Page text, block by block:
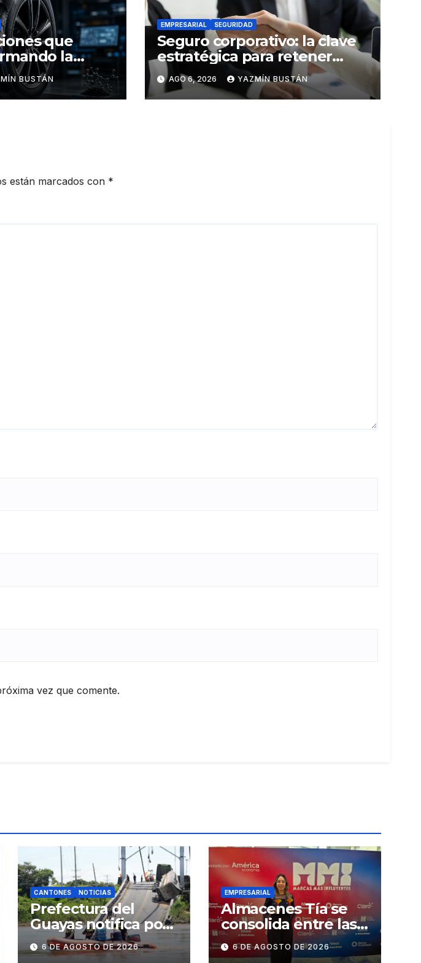
que
la
neumáticos y
de la
BUSTÁN
EMPRESARIAL SEGURIDAD
Seguro corporativo: la clave
estratégica para retener
talento en Ecuador
AGO 6, 2026 YAZMÍN BUSTÁN
están marcados con *
vez que comente.
CANTONES NOTICIAS
Prefectura del
Guayas notifica por
incumplimiento
contractual a la
6 DE AGOSTO DE 2026
EMPRESARIAL
Almacenes Tía se
consolida entre las
marcas más
influyentes del
6 DE AGOSTO DE 2026